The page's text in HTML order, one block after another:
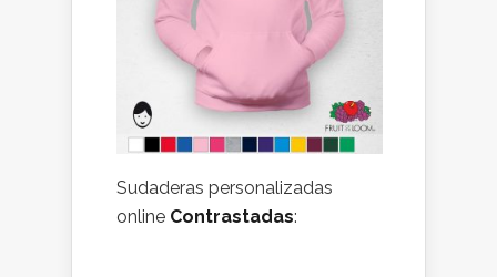
Sudaderas personalizadas
online Contrastadas: